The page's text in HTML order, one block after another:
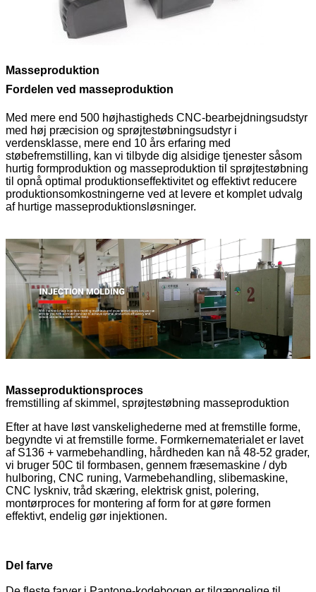
Masseproduktion
Fordelen ved masseproduktion
Med mere end 500 højhastigheds CNC-bearbejdningsudstyr
med høj præcision og sprøjtestøbningsudstyr i
verdensklasse, mere end 10 års erfaring med
støbefremstilling, kan vi tilbyde dig alsidige tjenester såsom
hurtig formproduktion og masseproduktion til sprøjtestøbning
til opnå optimal produktionseffektivitet og effektivt reducere
produktionsomkostningerne ved at levere et komplet udvalg
af hurtige masseproduktionsløsninger.
Masseproduktionsproces
fremstilling af skimmel, sprøjtestøbning masseproduktion
Efter at have løst vanskelighederne med at fremstille forme,
begyndte vi at fremstille forme. Formkernematerialet er lavet
af S136 + varmebehandling, hårdheden kan nå 48-52 grader,
vi bruger 50C til formbasen, gennem fræsemaskine / dyb
hulboring, CNC runing, Varmebehandling, slibemaskine,
CNC lyskniv, tråd skæring, elektrisk gnist, polering,
montørproces for montering af form for at gøre formen
effektivt, endelig gør injektionen.
Del farve